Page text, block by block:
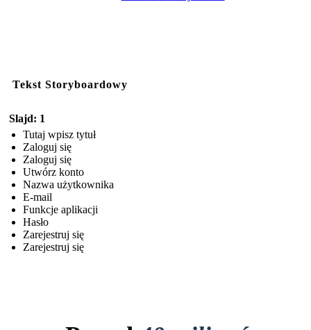
Tekst Storyboardowy
Slajd: 1
Tutaj wpisz tytuł
Zaloguj się
Zaloguj się
Utwórz konto
Nazwa użytkownika
E-mail
Funkcje aplikacji
Hasło
Zarejestruj się
Zarejestruj się